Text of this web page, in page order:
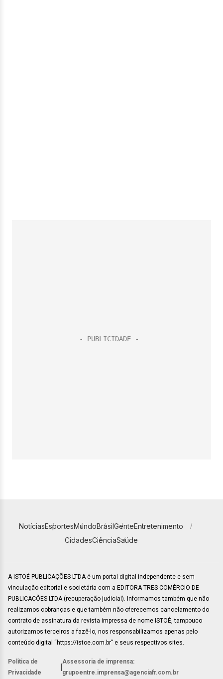
NotíciasEsportesMundoBrasilGenteEntretenimento
CidadesCiênciaSaúde
A ISTOÉ PUBLICAÇÕES LTDA é um portal digital independente e sem
vinculação editorial e societária com a EDITORA TRES COMÉRCIO DE
PUBLICACÕES LTDA (recuperação judicial). Informamos também que não
realizamos cobranças e que também não oferecemos cancelamento do
contrato de assinatura da revista impressa de nome ISTOÉ, tampouco
autorizamos terceiros a fazê-lo, nos responsabilizamos apenas pelo
conteúdo digital “https://istoe.com.br” e seus respectivos sites.
Política de
Privacidade
Assessoria de imprensa:
grupoentre.imprensa@agenciafr.com.br